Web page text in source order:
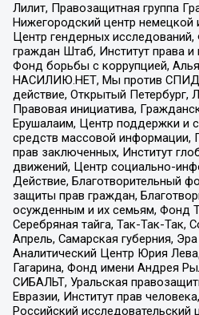
Лилит, Правозащитная группа
Нижегородский центр немецкой
Центр гендерных
граждан Штаб, Институт права и
Фонд борьбы с коррупцией,
НАСИЛИЮ.НЕТ, Мы против
действие, Открытый Петербург,
Правовая инициатива,
Ерушалаим, Центр поддержки и
средств массовой информации,
прав заключенных, Институт
движений, Центр социально-
Действие, Благотворительный
защиты прав граждан,
осужденным и их семьям, Фонд
Серебряная тайга, Так-Так-Так,
Апрель, Самарская губерния,
Аналитический Центр Юрия
Гагарина, Фонд имени Андрея
СИБАЛЬТ, Уральская
Евразии, Институт прав
Российский исследовательский